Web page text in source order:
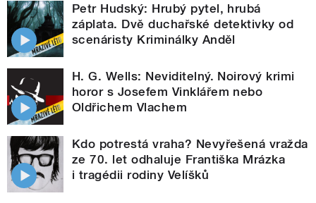
Petr Hudský: Hrubý pytel, hrubá
záplata. Dvě duchařské detektivky od
scenáristy Kriminálky Anděl
H. G. Wells: Neviditelný. Noirový krimi
horor s Josefem Vinklářem nebo
Oldřichem Vlachem
Kdo potrestá vraha? Nevyřešená vražda
ze 70. let odhaluje Františka Mrázka
i tragédii rodiny Velíšků